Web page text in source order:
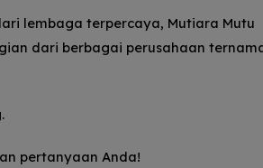
lembaga terpercaya, Mutiara Mutu
dari berbagai perusahaan
pertanyaan Anda!